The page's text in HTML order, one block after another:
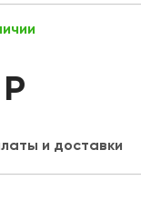
и доставки